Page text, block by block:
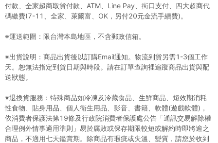
付款、全家超商取貨付款、ATM、Line Pay、街口支付、四大超商代
碼繳費(7-11、全家、萊爾富、OK，另付20元金流手續費)。
※運送範圍：限台灣本島地區，不含郵政信箱。
※出貨說明：商品出貨後以訂購Email通知。物流到貨另需1-3個工作
天。恕無法指定到貨日期與時段。請在訂單查詢裡追蹤商品出貨與配
送狀態。
※退換貨服務：特殊商品如冷凍及冷藏食品、生鮮商品、短效期消耗
性食物、貼身用品、個人衛生用品、影音、書籍、軟體(遊戲軟體)，
依消費者保護法第19條及行政院消費者保護處公告「通訊交易解除權
合理例外情事適用準則」易於腐敗或保存期限較短或解約時即將逾之
商品，不適用七天鑑賞期。除商品有瑕疵或失溫、變質，請您於收到